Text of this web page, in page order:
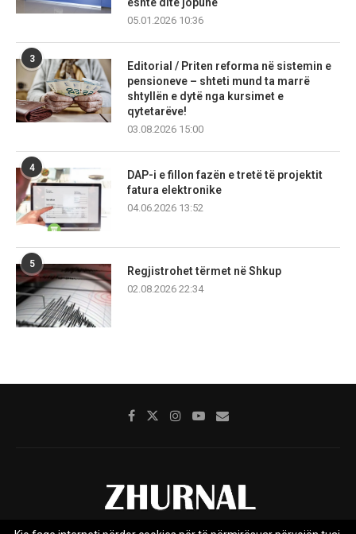
05.01.2026 10:36
3
Editorial / Priten reforma në sistemin e
pensioneve – shteti mund ta marrë
shtyllën e dytë nga kursimet e
qytetarëve!
03.08.2026 15:00
4
DAP-i e fillon fazën e tretë të projektit
fatura elektronike
04.06.2026 13:52
5
Regjistrohet tërmet në Shkup
02.08.2026 22:34